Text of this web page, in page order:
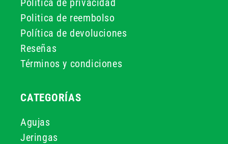
Política de privacidad
Politica de reembolso
Política de devoluciones
Reseñas
Términos y condiciones
CATEGORÍAS
Agujas
Jeringas